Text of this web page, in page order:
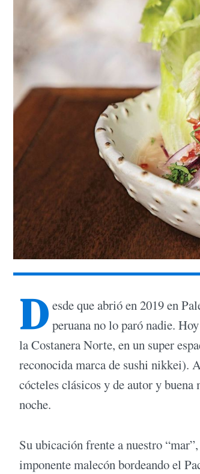
D esde que abrió en 2019 en
peruana no lo paró nadie.
la Costanera Norte, en un super
reconocida marca de sushi nikkei).
cócteles clásicos y de autor y
noche.
Su ubicación frente a nuestro
imponente malecón bordeando el